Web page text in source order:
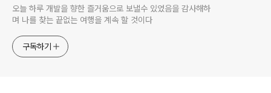
오늘 하루 개발을 향한 즐거움으로 보낼수 있었음을 감사해하
며 나를 찾는 끝없는 여행을 계속 할 것이다
구독하기